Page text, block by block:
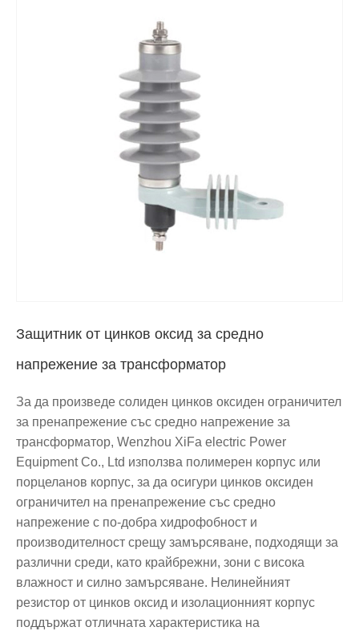
Защитник от цинков оксид за средно
напрежение за трансформатор
За да произведе солиден цинков оксиден ограничител
за пренапрежение със средно напрежение за
трансформатор, Wenzhou XiFa electric Power
Equipment Co., Ltd използва полимерен корпус или
порцеланов корпус, за да осигури цинков оксиден
ограничител на пренапрежение със средно
напрежение с по-добра хидрофобност и
производителност срещу замърсяване, подходящи за
различни среди, като крайбрежни, зони с висока
влажност и силно замърсяване. Нелинейният
резистор от цинков оксид и изолационният корпус
поддържат отличната характеристика на